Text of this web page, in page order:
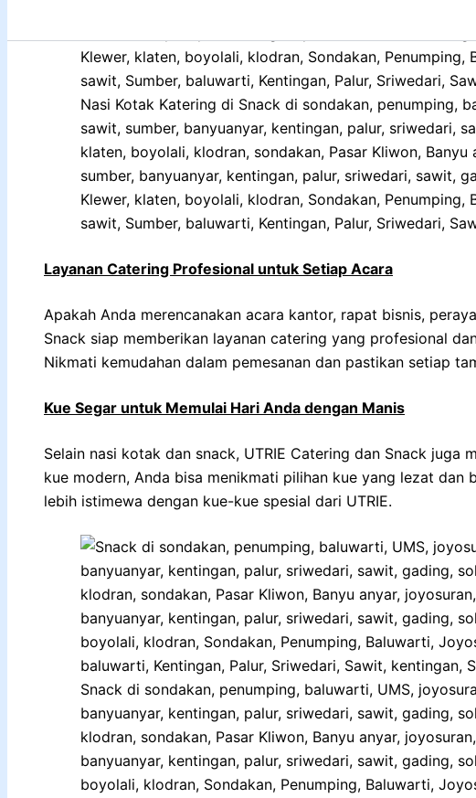
Nasi Kotak Katering di Snack di sondakan, penumping,
sawit, sumber, banyuanyar, kentingan, palur, sriwedari,
klaten, boyolali, klodran, sondakan, Pasar Kliwon,
sumber, banyuanyar, kentingan, palur, sriwedari, sawit,
Klewer, klaten, boyolali, klodran, Sondakan,
sawit, Sumber, baluwarti, Kentingan, Palur, Sriwedari,
Layanan Catering Profesional untuk Setiap Acara
Apakah Anda merencanakan acara kantor, rapat bisnis,
Snack siap memberikan layanan catering yang profesional
Nikmati kemudahan dalam pemesanan dan pastikan setiap
Kue Segar untuk Memulai Hari Anda dengan Manis
Selain nasi kotak dan snack, UTRIE Catering dan Snack
kue modern, Anda bisa menikmati pilihan kue yang lezat
lebih istimewa dengan kue-kue spesial dari UTRIE.
Snack di sondakan, penumping, baluwarti, UMS,
banyuanyar, kentingan, palur, sriwedari, sawit, gading,
klodran, sondakan, Pasar Kliwon, Banyu anyar,
banyuanyar, kentingan, palur, sriwedari, sawit, gading,
boyolali, klodran, Sondakan, Penumping, Baluwarti,